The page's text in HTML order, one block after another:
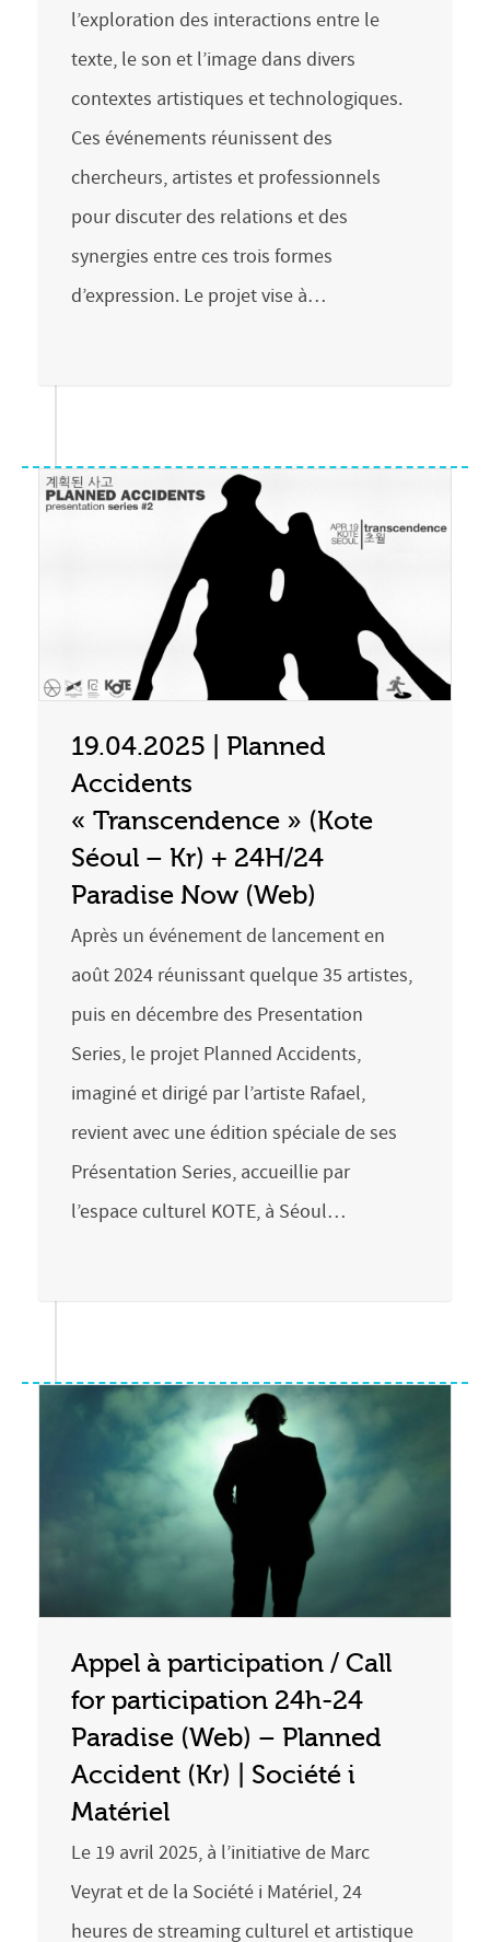
l’exploration des interactions entre le
texte, le son et l’image dans divers
contextes artistiques et technologiques.
Ces événements réunissent des
chercheurs, artistes et professionnels
pour discuter des relations et des
synergies entre ces trois formes
d’expression.​ Le projet vise à…
19.04.2025 | Planned
Accidents
« Transcendence » (Kote
Séoul – Kr) + 24H/24
Paradise Now (Web)
Après un événement de lancement en
août 2024 réunissant quelque 35 artistes,
puis en décembre des Presentation
Series, le projet Planned Accidents,
imaginé et dirigé par l’artiste Rafael,
revient avec une édition spéciale de ses
Présentation Series, accueillie par
l’espace culturel KOTE, à Séoul…
Appel à participation / Call
for participation 24h-24
Paradise (Web) – Planned
Accident (Kr) | Société i
Matériel
Le 19 avril 2025, à l’initiative de Marc
Veyrat et de la Société i Matériel, 24
heures de streaming culturel et artistique